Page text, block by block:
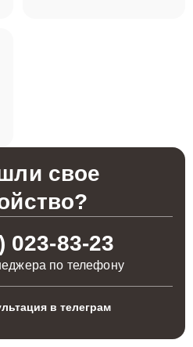
свое
023-83-23
по телефону
в телеграм